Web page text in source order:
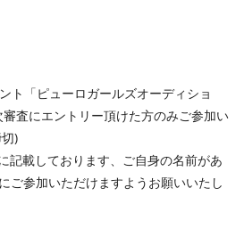
ト「ピューロガールズオーディショ
査にエントリー頂けた方のみご参加い
)
記載しております、ご自身の名前があ
ご参加いただけますようお願いいたし